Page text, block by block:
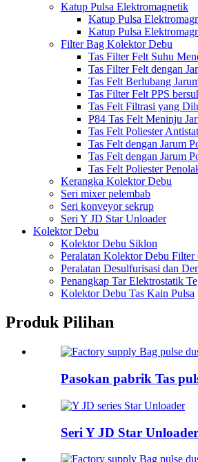
Katup Pulsa Elektromagnetik
Katup Pulsa
Katup Pulsa
Filter Bag Kolektor Debu
Tas Filter Felt Suhu
Tas Filter Felt dengan
Tas Felt Berlubang
Tas Filter Felt PPS
Tas Felt Filtrasi yang
P84 Tas Felt Meninju
Tas Felt Poliester
Tas Felt dengan Jarum
Tas Felt dengan Jarum
Tas Felt Poliester
Kerangka Kolektor Debu
Seri mixer pelembab
Seri konveyor sekrup
Seri Y JD Star Unloader
Kolektor Debu
Kolektor Debu Siklon
Peralatan Kolektor Debu Filter
Peralatan Desulfurisasi dan
Penangkap Tar Elektrostatik
Kolektor Debu Tas Kain Pulsa
Produk Pilihan
Pasokan pabrik Tas
Seri Y JD Star Unloader